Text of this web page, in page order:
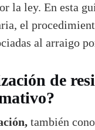
la ley. En esta
el
al arraigo
de
también